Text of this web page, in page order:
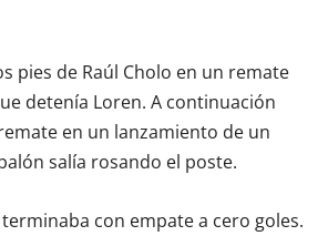
pies de Raúl Cholo en un remate
detenía Loren. A continuación
en un lanzamiento de un
salía rosando el poste.
con empate a cero goles.